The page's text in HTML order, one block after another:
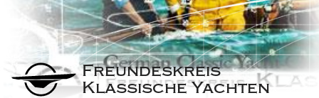
Freundeskreis
Klassische Yachten